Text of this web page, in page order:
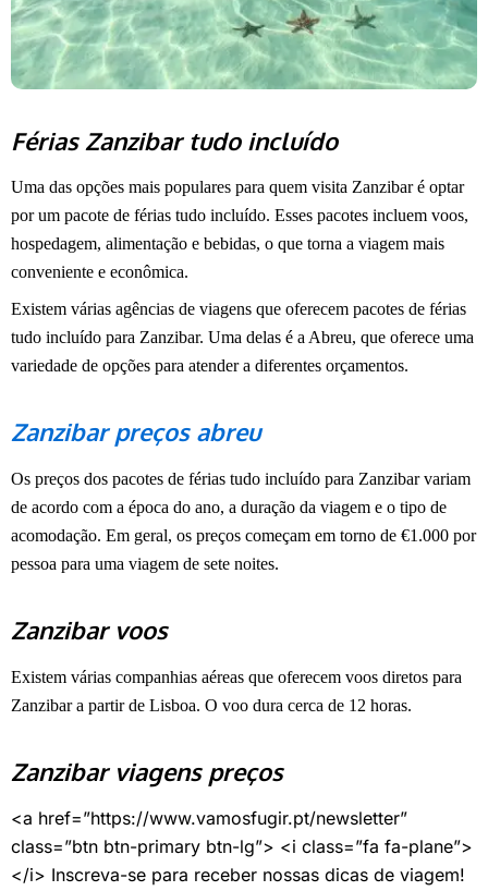
Férias Zanzibar tudo incluído
Uma das opções mais populares para quem visita Zanzibar é optar
por um pacote de férias tudo incluído. Esses pacotes incluem voos,
hospedagem, alimentação e bebidas, o que torna a viagem mais
conveniente e econômica.
Existem várias agências de viagens que oferecem pacotes de férias
tudo incluído para Zanzibar. Uma delas é a Abreu, que oferece uma
variedade de opções para atender a diferentes orçamentos.
Zanzibar preços abreu
Os preços dos pacotes de férias tudo incluído para Zanzibar variam
de acordo com a época do ano, a duração da viagem e o tipo de
acomodação. Em geral, os preços começam em torno de €1.000 por
pessoa para uma viagem de sete noites.
Zanzibar voos
Existem várias companhias aéreas que oferecem voos diretos para
Zanzibar a partir de Lisboa. O voo dura cerca de 12 horas.
Zanzibar viagens preços
<a href=”https://www.vamosfugir.pt/newsletter”
class=”btn btn-primary btn-lg”> <i class=”fa fa-plane”>
</i> Inscreva-se para receber nossas dicas de viagem!